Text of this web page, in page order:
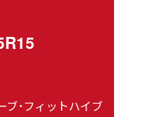
ブ･フィットハイブ